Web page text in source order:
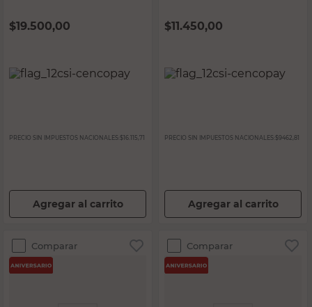
$19.500,00
PRECIO SIN IMPUESTOS NACIONALES: $16.115,71
Agregar al carrito
$11.450,00
PRECIO SIN IMPUESTOS NACIONALES: $9462,81
Agregar al carrito
Comparar Comparar